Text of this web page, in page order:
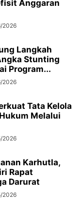
Anggaran
2026
Langkah
Stunting
Program...
2026
Tata Kelola
Melalui
2026
Karhutla,
Rapat
Darurat
2026